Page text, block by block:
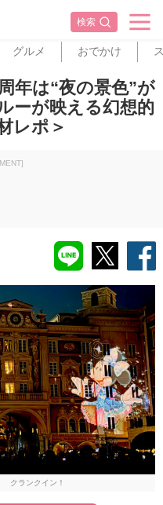
検索
グルメ おでかけ
年は“夜の景色”が
ーが映える幻想的
レポ＞
クランクイン！